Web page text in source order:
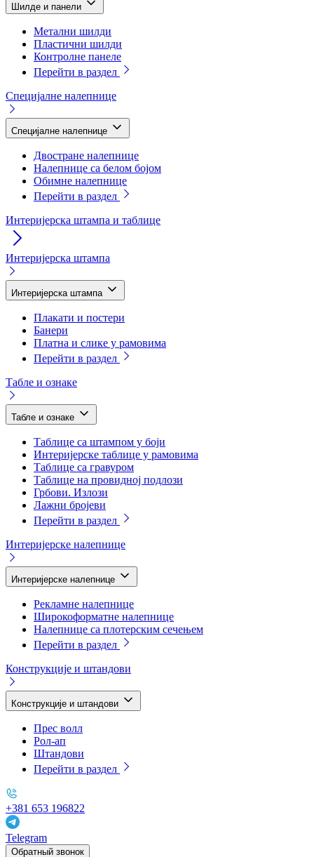
Шилде и панели
Метални шилди
Пластични шилди
Контролне панеле
Перейти в раздел
Специјалне налепнице
Специјалне налепнице
Двостране налепнице
Налепнице са белом бојом
Обимне налепнице
Перейти в раздел
Интеријерска штампа и таблице
Интеријерска штампа
Интеријерска штампа
Плакати и постери
Банери
Платна и слике у рамовима
Перейти в раздел
Табле и ознаке
Табле и ознаке
Таблице са штампом у боји
Интеријерске таблице у рамовима
Таблице са гравуром
Таблице на провидној подлози
Грбови. Излози
Лажни бројеви
Перейти в раздел
Интеријерске налепнице
Интеријерске налепнице
Рекламне налепнице
Широкоформатне налепнице
Налепнице са плотерским сечењем
Перейти в раздел
Конструкције и штандови
Конструкције и штандови
Прес волл
Рол-ап
Штандови
Перейти в раздел
+381 653 196822
Telegram
Обратный звонок